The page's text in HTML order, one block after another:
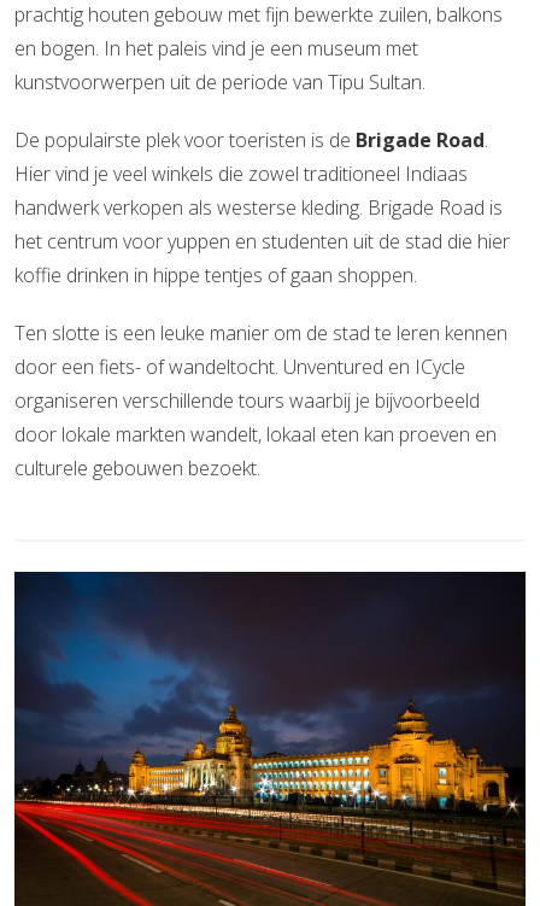
prachtig houten gebouw met fijn bewerkte zuilen, balkons
en bogen. In het paleis vind je een museum met
kunstvoorwerpen uit de periode van Tipu Sultan.
De populairste plek voor toeristen is de Brigade Road.
Hier vind je veel winkels die zowel traditioneel Indiaas
handwerk verkopen als westerse kleding. Brigade Road is
het centrum voor yuppen en studenten uit de stad die hier
koffie drinken in hippe tentjes of gaan shoppen.
Ten slotte is een leuke manier om de stad te leren kennen
door een fiets- of wandeltocht. Unventured en ICycle
organiseren verschillende tours waarbij je bijvoorbeeld
door lokale markten wandelt, lokaal eten kan proeven en
culturele gebouwen bezoekt.